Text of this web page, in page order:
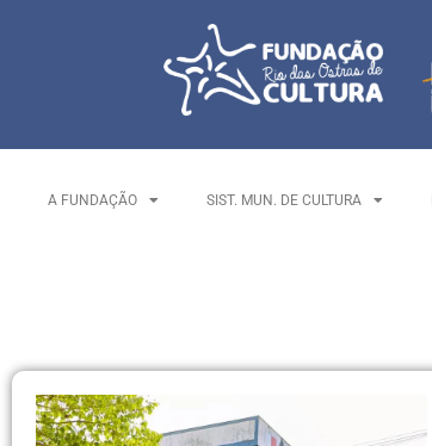
A FUNDAÇÃO SIST. MUN. DE CULTURA